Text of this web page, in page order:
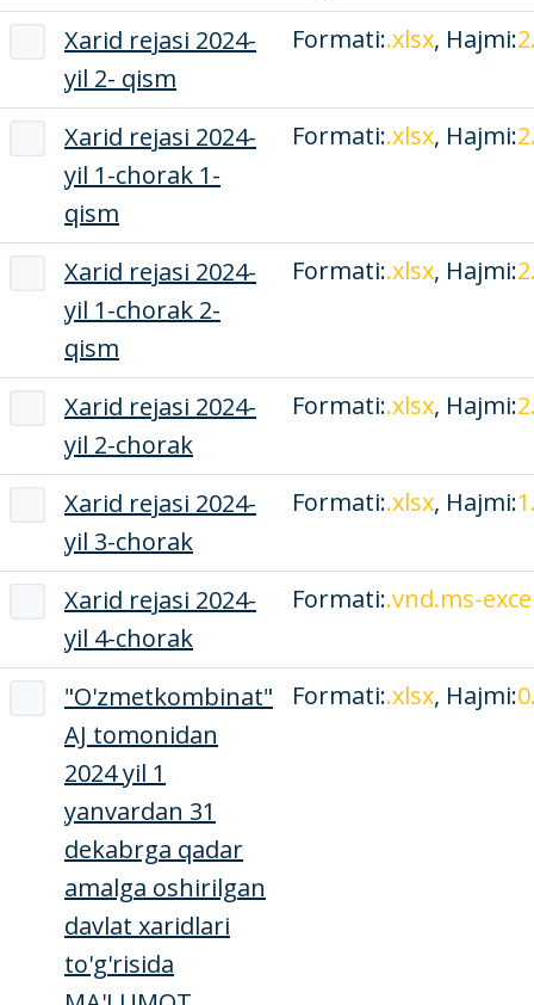
Xarid rejasi 2024-
yil 2- qism
Formati:.xlsx, Hajmi:
Xarid rejasi 2024-
yil 1-chorak 1-
qism
Formati:.xlsx, Hajmi:
Xarid rejasi 2024-
yil 1-chorak 2-
qism
Formati:.xlsx, Hajmi:
Xarid rejasi 2024-
yil 2-chorak
Formati:.xlsx, Hajmi:
Xarid rejasi 2024-
yil 3-chorak
Formati:.xlsx, Hajmi:
Xarid rejasi 2024-
yil 4-chorak
Formati:.vnd.ms-
"O'zmetkombinat"
AJ tomonidan
2024 yil 1
yanvardan 31
dekabrga qadar
amalga oshirilgan
davlat xaridlari
to'g'risida
Formati:.xlsx, Hajmi: